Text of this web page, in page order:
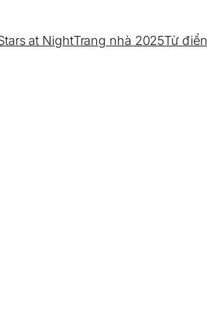
at NightTrang nhà 2025Từ điển